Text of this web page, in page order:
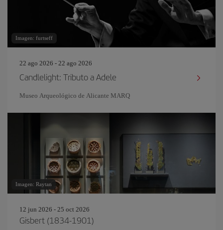
Imagen: furtseff
22 ago 2026 - 22 ago 2026
Candlelight: Tributo a Adele
Museo Arqueológico de Alicante MARQ
Imagen: Raytan
12 jun 2026 - 25 oct 2026
Gisbert (1834-1901)